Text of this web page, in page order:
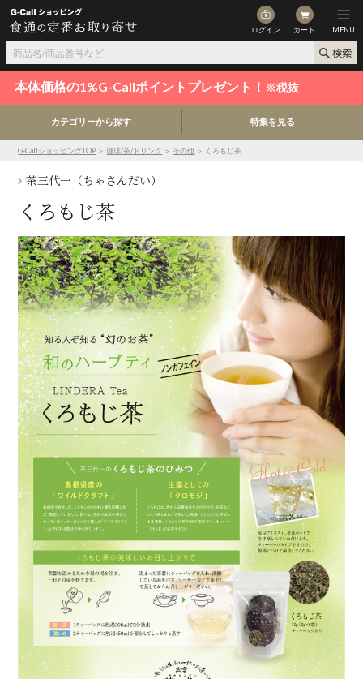
ログイン カート MENU
本体価格の1%G-Callポイントプレゼント！ ※税抜
カテゴリーから探す 特集を見る
G-CallショッピングTOP ＞珈琲/茶/ドリンク ＞ その他 ＞ くろもじ茶
茶三代一（ちゃさんだい）
くろもじ茶